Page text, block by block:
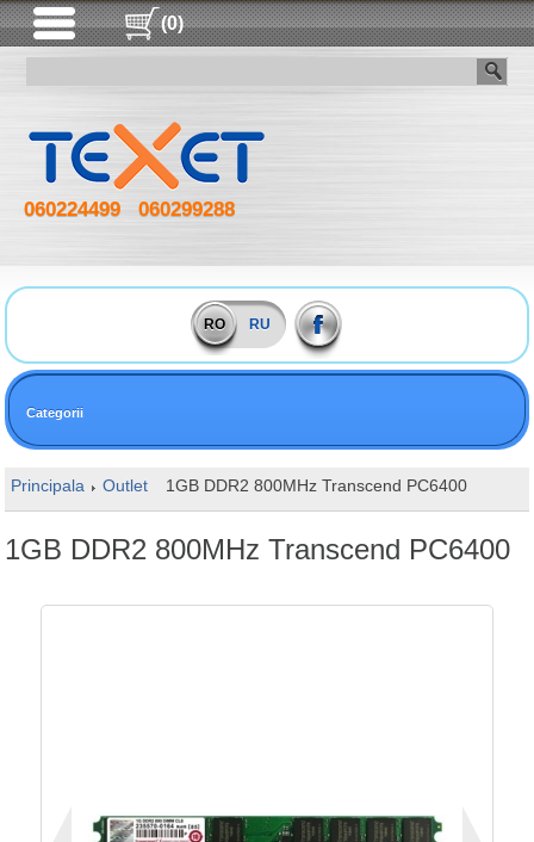
(0)
060224499 060299288
RO RU
Categorii
Principala Outlet 1GB DDR2 800MHz Transcend PC6400
1GB DDR2 800MHz Transcend PC6400